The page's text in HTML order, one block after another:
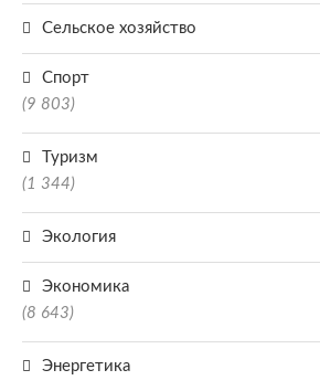
Сельское хозяйство
Спорт
(9 803)
Туризм
(1 344)
Экология
Экономика
(8 643)
Энергетика